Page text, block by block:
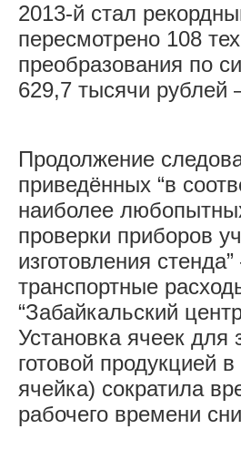
2013-й стал
пересмотрено 108
преобразования по
629,7 тысячи рублей
Продолжение
приведённых “в
наиболее
проверки приборов
изготовления
транспортные
“Забайкальский
Установка ячеек для
готовой продукцией
ячейка) сократила
рабочего времени